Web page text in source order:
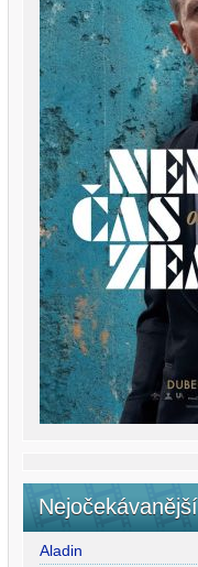
Aladin